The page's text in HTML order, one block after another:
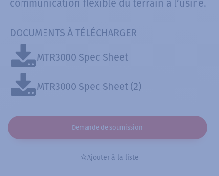
communication flexible du terrain à l’usine.
DOCUMENTS À TÉLÉCHARGER
MTR3000 Spec Sheet
MTR3000 Spec Sheet (2)
Demande de soumission
Ajouter à la liste